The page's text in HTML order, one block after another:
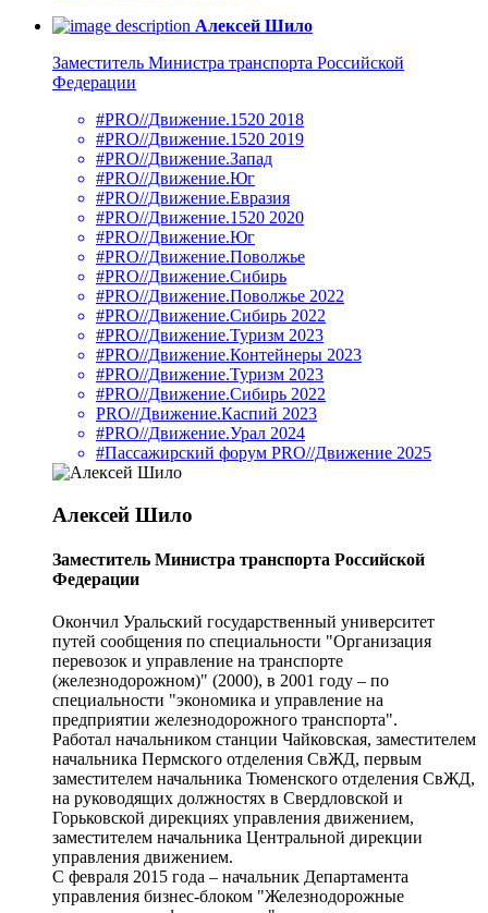
Алексей Шило
Заместитель Министра транспорта Российской
Федерации
#PRO//Движение.1520 2018
#PRO//Движение.1520 2019
#PRO//Движение.Запад
#PRO//Движение.Юг
#PRO//Движение.Евразия
#PRO//Движение.1520 2020
#PRO//Движение.Юг
#PRO//Движение.Поволжье
#PRO//Движение.Сибирь
#PRO//Движение.Поволжье 2022
#PRO//Движение.Сибирь 2022
#PRO//Движение.Туризм 2023
#PRO//Движение.Контейнеры 2023
#PRO//Движение.Туризм 2023
#PRO//Движение.Сибирь 2022
PRO//Движение.Каспий 2023
#PRO//Движение.Урал 2024
#Пассажирский форум PRO//Движение 2025
Алексей Шило
Заместитель Министра транспорта Российской
Федерации
Окончил Уральский государственный университет
путей сообщения по специальности "Организация
перевозок и управление на транспорте
(железнодорожном)" (2000), в 2001 году – по
специальности "экономика и управление на
предприятии железнодорожного транспорта".
Работал начальником станции Чайковская, заместителем
начальника Пермского отделения СвЖД, первым
заместителем начальника Тюменского отделения СвЖД,
на руководящих должностях в Свердловской и
Горьковской дирекциях управления движением,
заместителем начальника Центральной дирекции
управления движением.
С февраля 2015 года – начальник Департамента
управления бизнес-блоком "Железнодорожные